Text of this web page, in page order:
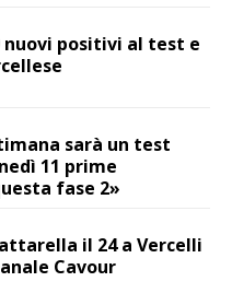
nuovi positivi al test e
sarà un test
11 prime
fase 2»
il 24 a Vercelli
Cavour